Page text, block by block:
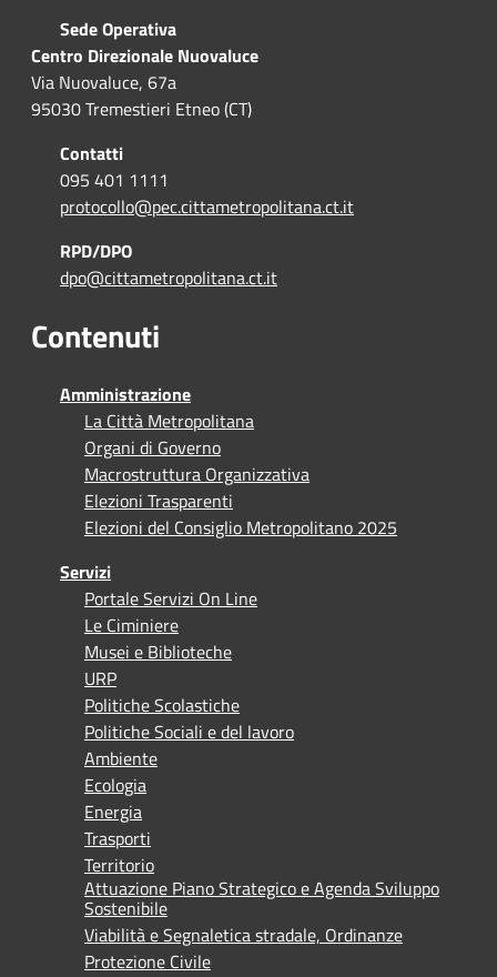
Sede Operativa
Centro Direzionale Nuovaluce
Via Nuovaluce, 67a
95030 Tremestieri Etneo (CT)
Contatti
095 401 1111
protocollo@pec.cittametropolitana.ct.it
RPD/DPO
dpo@cittametropolitana.ct.it
Contenuti
Amministrazione
La Città Metropolitana
Organi di Governo
Macrostruttura Organizzativa
Elezioni Trasparenti
Elezioni del Consiglio Metropolitano 2025
Servizi
Portale Servizi On Line
Le Ciminiere
Musei e Biblioteche
URP
Politiche Scolastiche
Politiche Sociali e del lavoro
Ambiente
Ecologia
Energia
Trasporti
Territorio
Attuazione Piano Strategico e Agenda Sviluppo
Sostenibile
Viabilità e Segnaletica stradale, Ordinanze
Protezione Civile